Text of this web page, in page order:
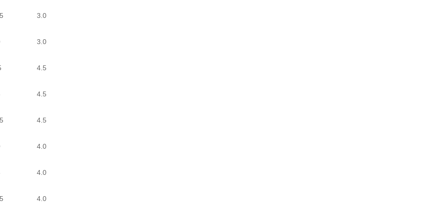
3.0
3.0
4.5
4.5
4.5
4.0
4.0
4.0